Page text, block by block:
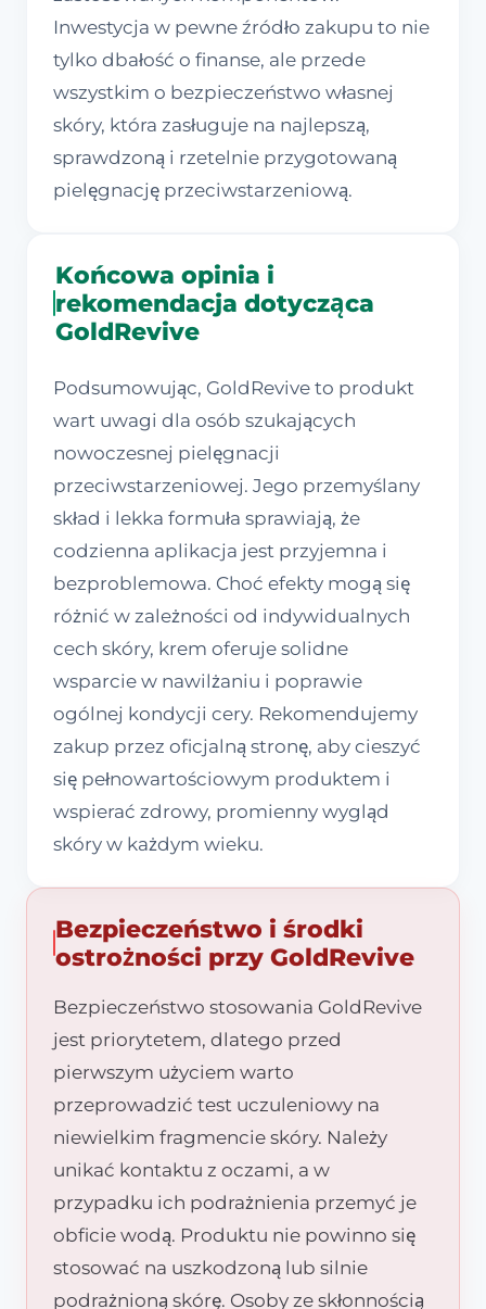
Inwestycja w pewne źródło zakupu to nie
tylko dbałość o finanse, ale przede
wszystkim o bezpieczeństwo własnej
skóry, która zasługuje na najlepszą,
sprawdzoną i rzetelnie przygotowaną
pielęgnację przeciwstarzeniową.
Końcowa opinia i
rekomendacja dotycząca
GoldRevive
Podsumowując, GoldRevive to produkt
wart uwagi dla osób szukających
nowoczesnej pielęgnacji
przeciwstarzeniowej. Jego przemyślany
skład i lekka formuła sprawiają, że
codzienna aplikacja jest przyjemna i
bezproblemowa. Choć efekty mogą się
różnić w zależności od indywidualnych
cech skóry, krem oferuje solidne
wsparcie w nawilżaniu i poprawie
ogólnej kondycji cery. Rekomendujemy
zakup przez oficjalną stronę, aby cieszyć
się pełnowartościowym produktem i
wspierać zdrowy, promienny wygląd
skóry w każdym wieku.
Bezpieczeństwo i środki
ostrożności przy GoldRevive
Bezpieczeństwo stosowania GoldRevive
jest priorytetem, dlatego przed
pierwszym użyciem warto
przeprowadzić test uczuleniowy na
niewielkim fragmencie skóry. Należy
unikać kontaktu z oczami, a w
przypadku ich podrażnienia przemyć je
obficie wodą. Produktu nie powinno się
stosować na uszkodzoną lub silnie
podrażnioną skórę. Osoby ze skłonnością